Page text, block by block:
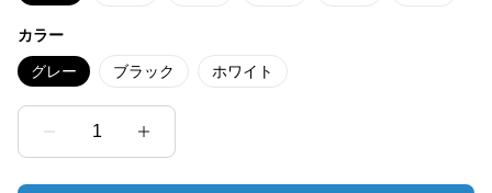
カラー
グレー ブラック ホワイト
1